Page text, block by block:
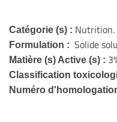
Catégorie (s) : Nutrition.
Formulation : Solide
Matière (s) Active (s) :
Classification
Numéro